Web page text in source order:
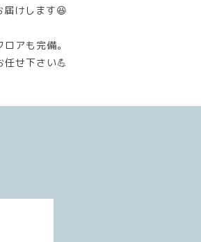
届けします😆
アも完備。
任せ下さい💪